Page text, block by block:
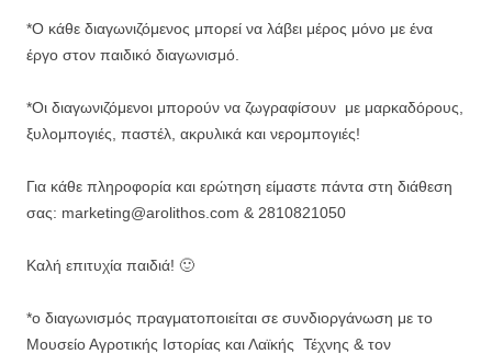
*Ο κάθε διαγωνιζόμενος μπορεί να λάβει μέρος μόνο με ένα
έργο στον παιδικό διαγωνισμό.
*Οι διαγωνιζόμενοι μπορούν να ζωγραφίσουν με μαρκαδόρους,
ξυλομπογιές, παστέλ, ακρυλικά και νερομπογιές!
Για κάθε πληροφορία και ερώτηση είμαστε πάντα στη διάθεση
σας: marketing@arolithos.com & 2810821050
Καλή επιτυχία παιδιά! 🙂
*ο διαγωνισμός πραγματοποιείται σε συνδιοργάνωση με το
Μουσείο Αγροτικής Ιστορίας και Λαϊκής Τέχνης & τον